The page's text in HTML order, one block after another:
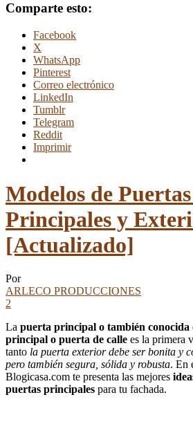
Comparte esto:
Facebook
X
WhatsApp
Pinterest
Correo electrónico
LinkedIn
Tumblr
Telegram
Reddit
Imprimir
Modelos de
Principales y
[Actualizado]
Por
ARLECO PRODUCCIONES
2
La puerta principal o también conocida
principal o puerta de calle es la primera
tanto la puerta exterior debe ser bonita y
pero también segura, sólida y robusta. En
Blogicasa.com te presenta las mejores
puertas principales para tu fachada.